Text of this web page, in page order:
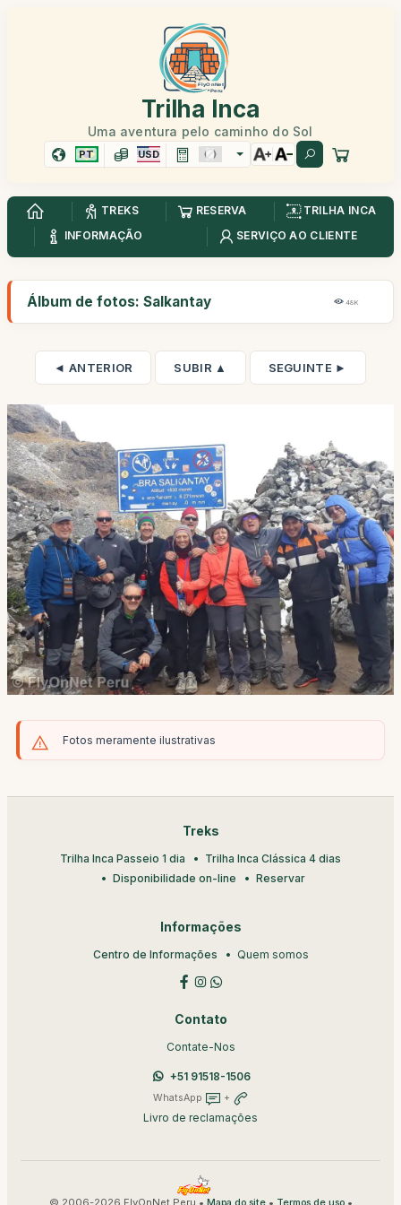
Trilha Inca
Uma aventura pelo caminho do Sol
PT USD
TREKS RESERVA
TRILHA INCA
INFORMAÇÃO
SERVIÇO AO CLIENTE
Álbum de fotos: Salkantay 48K
◄ ANTERIOR SUBIR ▲ SEGUINTE ►
Fotos meramente ilustrativas
Treks
Trilha Inca Passeio 1 dia
Trilha Inca Clássica 4 dias
Disponibilidade on-line
Reservar
Informações
Centro de Informações Quem somos
Contato
Contate-Nos
+51 91518-1506
WhatsApp +
Livro de reclamações
© 2006-2026 FlyOnNet Peru • • •